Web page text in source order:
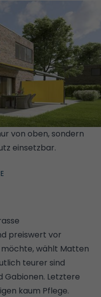
von oben, sondern
einsetzbar.
preiswert vor
wählt Matten
teurer sind
Gabionen. Letztere
kaum Pflege.